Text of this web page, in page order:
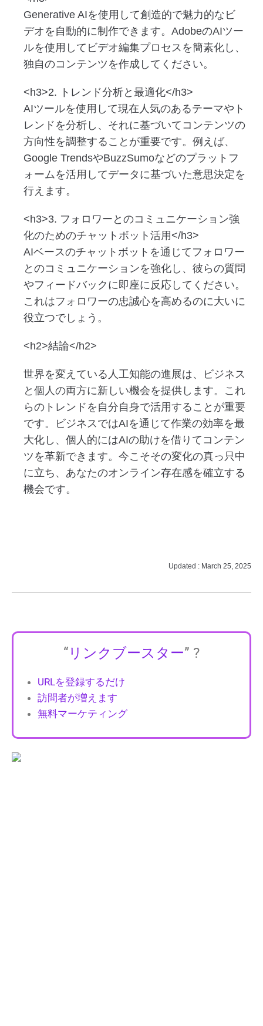
Generative AIを使用して創造的で魅力的なビ
デオを自動的に制作できます。AdobeのAIツー
ルを使用してビデオ編集プロセスを簡素化し、
独自のコンテンツを作成してください。
<h3>2. トレンド分析と最適化</h3>
AIツールを使用して現在人気のあるテーマやト
レンドを分析し、それに基づいてコンテンツの
方向性を調整することが重要です。例えば、
Google TrendsやBuzzSumoなどのプラットフ
ォームを活用してデータに基づいた意思決定を
行えます。
<h3>3. フォロワーとのコミュニケーション強
化のためのチャットボット活用</h3>
AIベースのチャットボットを通じてフォロワー
とのコミュニケーションを強化し、彼らの質問
やフィードバックに即座に反応してください。
これはフォロワーの忠誠心を高めるのに大いに
役立つでしょう。
<h2>結論</h2>
世界を変えている人工知能の進展は、ビジネス
と個人の両方に新しい機会を提供します。これ
らのトレンドを自分自身で活用することが重要
です。ビジネスではAIを通じて作業の効率を最
大化し、個人的にはAIの助けを借りてコンテン
ツを革新できます。今こそその変化の真っ只中
に立ち、あなたのオンライン存在感を確立する
機会です。
Updated : March 25, 2025
“リンクブースター” ?
URLを登録するだけ
訪問者が増えます
無料マーケティング